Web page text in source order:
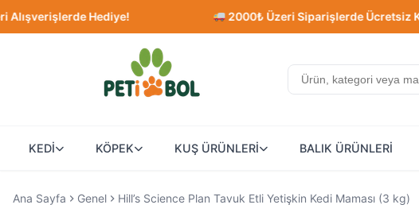
Hediye! 2000₺ Üzeri Siparişlerde Ücretsiz Kargo!
KEDİ KÖPEK KUŞ ÜRÜNLERİ BALIK ÜRÜNLERİ
Ana Sayfa Genel Hill’s Science Plan Tavuk Etli Yetişkin Kedi Maması (3 kg)